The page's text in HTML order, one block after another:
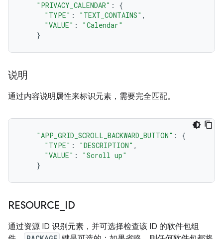
"PRIVACY_CALENDAR" :
{
"TYPE" : "TEXT_CONTAINS" ,
"VALUE" :
"Calendar"
}
说明
通过内容说明属性来标识元素，需要完全匹配。
"APP_GRID_SCROLL_BACKWARD_BUTTON" :
{
"TYPE" : "DESCRIPTION" ,
"VALUE" :
"Scroll up"
}
RESOURCE ID
通过资源 ID 识别元素，并可选择检查该 ID 的软件包组